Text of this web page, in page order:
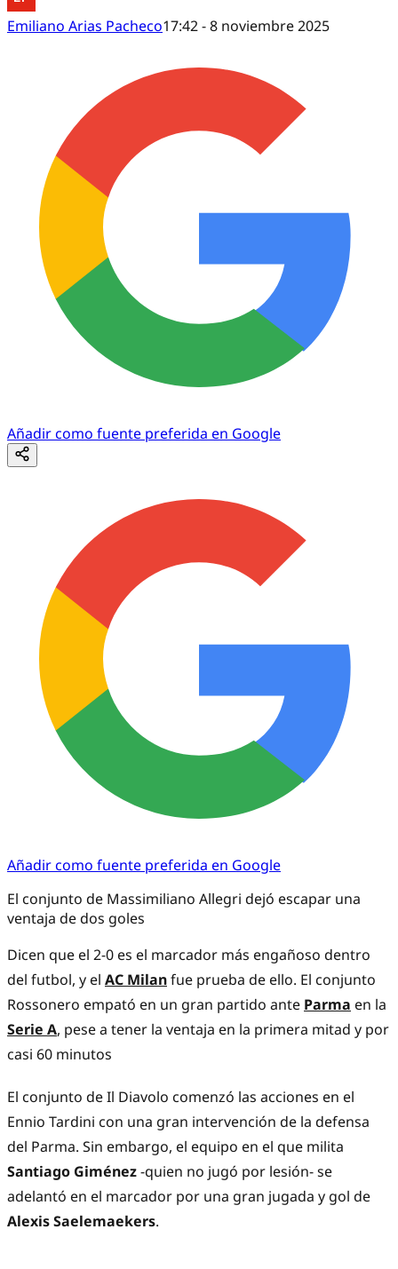
Emiliano Arias Pacheco17:42 - 8 noviembre 2025
Añadir como fuente preferida en Google
Añadir como fuente preferida en Google
El conjunto de Massimiliano Allegri dejó escapar una
ventaja de dos goles
Dicen que el 2-0 es el marcador más engañoso dentro
del futbol, y el AC Milanfue prueba de ello. El conjunto
Rossonero empató en un gran partido ante Parma en la
Serie A, pese a tener la ventaja en la primera mitad y por
casi 60 minutos
El conjunto de Il Diavolo comenzó las acciones en el
Ennio Tardini con una gran intervención de la defensa
del Parma. Sin embargo, el equipo en el que milita
Santiago Giménez-quien no jugó por lesión- se
adelantó en el marcador por una gran jugada y gol de
Alexis Saelemaekers.